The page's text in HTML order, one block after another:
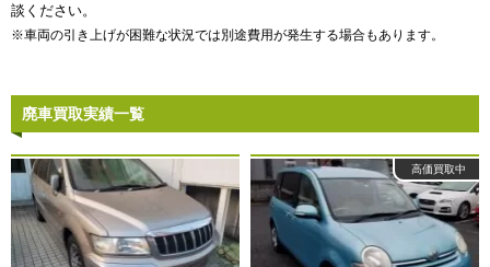
談ください。
※車両の引き上げが困難な状況では別途費用が発生する場合もあります。
廃車買取実績一覧
高価買取中